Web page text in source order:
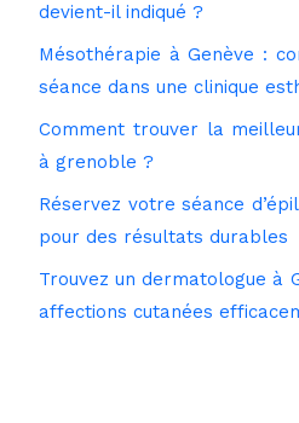
devient-il indiqué ?
Mésothérapie à Genève :
séance dans une clinique
Comment trouver la
à grenoble ?
Réservez votre séance
pour des résultats durables
Trouvez un dermatologue à
affections cutanées